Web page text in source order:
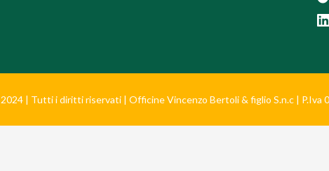
| Tutti i diritti riservati | Officine Vincenzo Bertoli & figlio S.n.c | P.Iva